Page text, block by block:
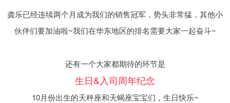
龚乐已经连续两个月成为我们的销售冠军，势头非常猛，其他小
伙伴们要加油啦~我们在华东地区的排名需要大家一起奋斗~
还有一个大家都期待的环节是
生日&入司周年纪念
10月份出生的天秤座和天蝎座宝宝们，生日快乐~